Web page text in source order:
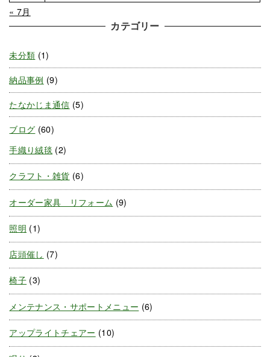
« 7月
カテゴリー
未分類 (1)
納品事例 (9)
たなかじま通信 (5)
ブログ (60)
手織り絨毯 (2)
クラフト・雑貨 (6)
オーダー家具 リフォーム (9)
照明 (1)
店頭催し (7)
椅子 (3)
メンテナンス・サポートメニュー (6)
アップライトチェアー (10)